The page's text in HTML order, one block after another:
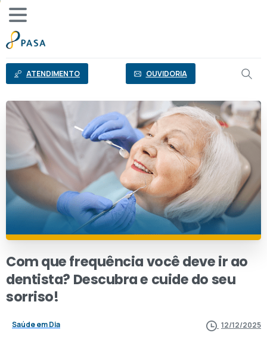
conteúdo
ATENDIMENTO OUVIDORIA
Comquefrequênciavocêdeveirao
dentista? Descubrae cuidedoseu
sorriso!
Saúde em Dia 12/12/2025